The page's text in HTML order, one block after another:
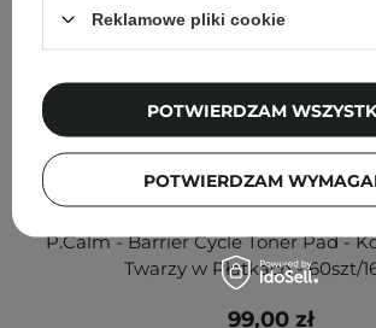
P.Calm - Barrier Cycle Toner Pad -
Twarzy w Płatkach - 60szt/
99,00 zł
Reklamowe pliki cookie
POTWIERDZAM
POTWIERDZAM